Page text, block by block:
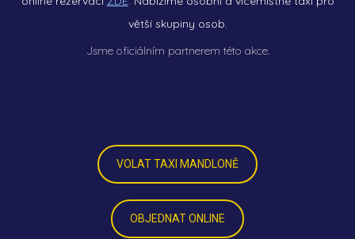
větší skupiny osob.
Jsme oficiálním partnerem této akce.
VOLAT TAXI MANDLONĚ
OBJEDNAT ONLINE